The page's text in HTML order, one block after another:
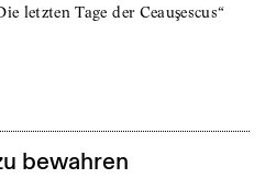
letzten Tage der Ceauşescus“
bewahren